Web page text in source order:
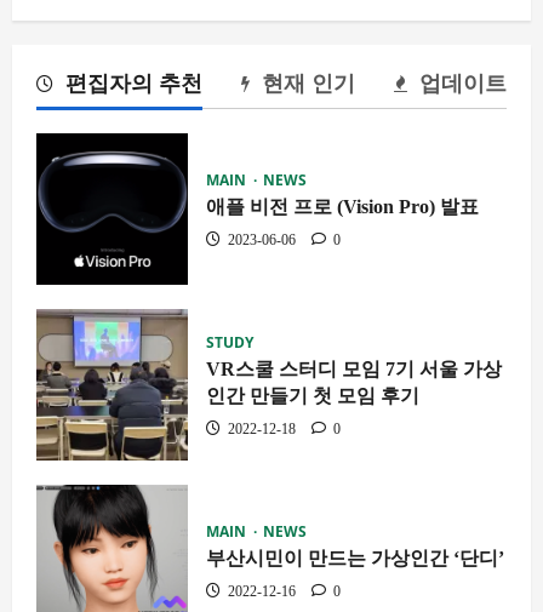
편집자의 추천 현재 인기 업데이트
MAIN
NEWS
애플 비전 프로 (Vision Pro) 발표
2023-06-06 0
STUDY
VR스쿨 스터디 모임 7기 서울 가상
인간 만들기 첫 모임 후기
2022-12-18 0
MAIN
NEWS
부산시민이 만드는 가상인간 ‘단디’
2022-12-16 0